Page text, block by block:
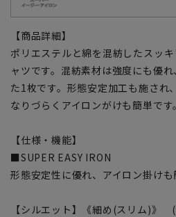
【商品詳細】
ポリエステルと綿を混紡したスッ
ャツです。混紡素材は強度にも優
た1枚です。形態安定加工も施され
なりづらくアイロンがけも簡単です。
【仕様・機能】
■SUPER EASY IRON
形態安定性に優れ、アイロン掛けも
【シルエット】《細め(スリム)》